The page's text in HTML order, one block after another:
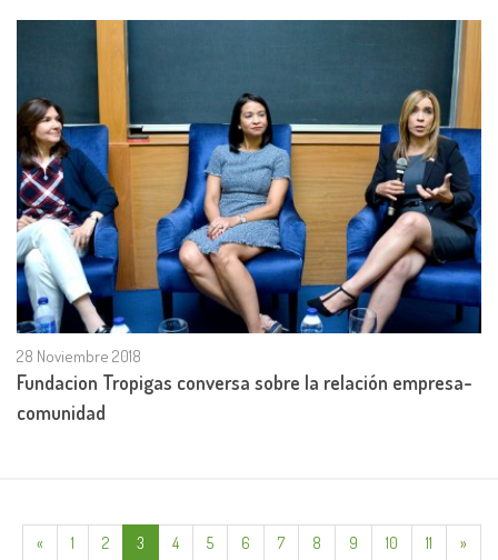
28 Noviembre 2018
Fundacion Tropigas conversa sobre la relación empresa-
comunidad
« 1 2 3 4 5 6 7 8 9 10 11 »